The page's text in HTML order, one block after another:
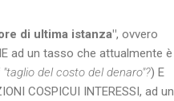
di ultima istanza", ovvero
ad un tasso che attualmente è
del costo del denaro"?) E
COSPICUI INTERESSI, ad un